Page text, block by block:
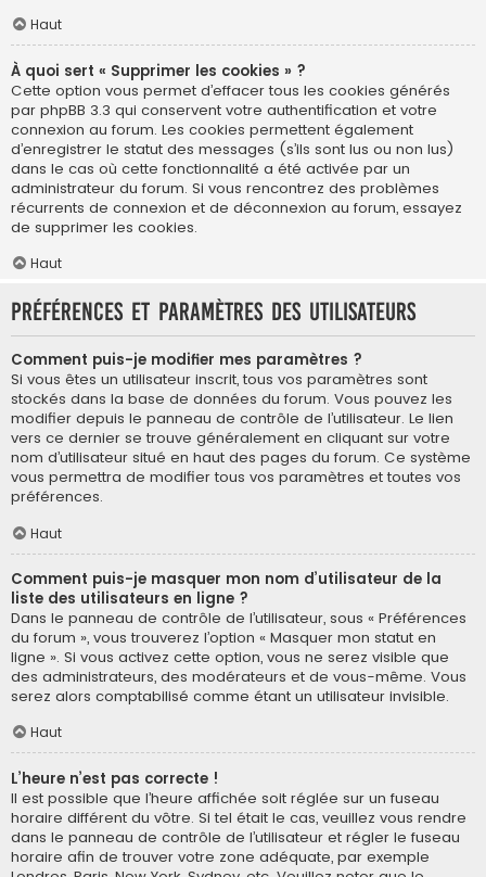
Haut
À quoi sert « Supprimer les cookies » ?
Cette option vous permet d’effacer tous les cookies générés
par phpBB 3.3 qui conservent votre authentification et votre
connexion au forum. Les cookies permettent également
d’enregistrer le statut des messages (s’ils sont lus ou non lus)
dans le cas où cette fonctionnalité a été activée par un
administrateur du forum. Si vous rencontrez des problèmes
récurrents de connexion et de déconnexion au forum, essayez
de supprimer les cookies.
Haut
Préférences et paramètres des utilisateurs
Comment puis-je modifier mes paramètres ?
Si vous êtes un utilisateur inscrit, tous vos paramètres sont
stockés dans la base de données du forum. Vous pouvez les
modifier depuis le panneau de contrôle de l’utilisateur. Le lien
vers ce dernier se trouve généralement en cliquant sur votre
nom d’utilisateur situé en haut des pages du forum. Ce système
vous permettra de modifier tous vos paramètres et toutes vos
préférences.
Haut
Comment puis-je masquer mon nom d’utilisateur de la
liste des utilisateurs en ligne ?
Dans le panneau de contrôle de l’utilisateur, sous « Préférences
du forum », vous trouverez l’option « Masquer mon statut en
ligne ». Si vous activez cette option, vous ne serez visible que
des administrateurs, des modérateurs et de vous-même. Vous
serez alors comptabilisé comme étant un utilisateur invisible.
Haut
L’heure n’est pas correcte !
Il est possible que l’heure affichée soit réglée sur un fuseau
horaire différent du vôtre. Si tel était le cas, veuillez vous rendre
dans le panneau de contrôle de l’utilisateur et régler le fuseau
horaire afin de trouver votre zone adéquate, par exemple